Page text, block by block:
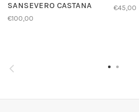
SANSEVERO CASTANA
€100,00
€45,00